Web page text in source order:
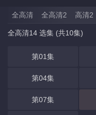
全高清 全高清2 高清2
全高清14 选集 (共10集)
第01集
第04集
第07集